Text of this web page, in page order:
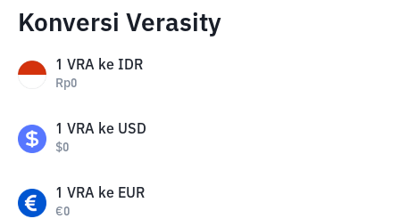
Konversi Verasity
1 VRA ke IDR
Rp0
1 VRA ke USD
$0
1 VRA ke EUR
€0